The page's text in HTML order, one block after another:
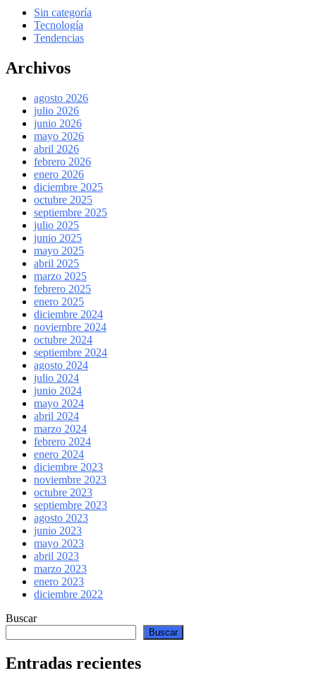
Sin categoría
Tecnología
Tendencias
Archivos
agosto 2026
julio 2026
junio 2026
mayo 2026
abril 2026
febrero 2026
enero 2026
diciembre 2025
octubre 2025
septiembre 2025
julio 2025
junio 2025
mayo 2025
abril 2025
marzo 2025
febrero 2025
enero 2025
diciembre 2024
noviembre 2024
octubre 2024
septiembre 2024
agosto 2024
julio 2024
junio 2024
mayo 2024
abril 2024
marzo 2024
febrero 2024
enero 2024
diciembre 2023
noviembre 2023
octubre 2023
septiembre 2023
agosto 2023
junio 2023
mayo 2023
abril 2023
marzo 2023
enero 2023
diciembre 2022
Buscar
Buscar
Entradas recientes